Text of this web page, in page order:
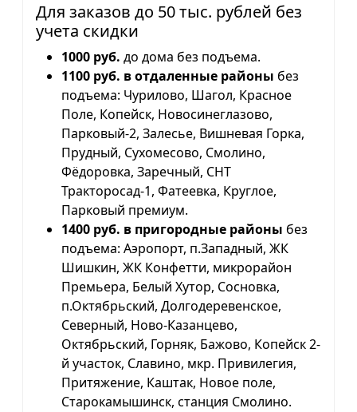
Для заказов до 50 тыс. рублей без
учета скидки
1000 руб. до дома без подъема.
1100 руб. в отдаленные районы без
подъема: Чурилово, Шагол, Красное
Поле, Копейск, Новосинеглазово,
Парковый-2, Залесье, Вишневая Горка,
Прудный, Сухомесово, Смолино,
Фёдоровка, Заречный, СНТ
Тракторосад-1, Фатеевка, Круглое,
Парковый премиум.
1400 руб. в пригородные районы без
подъема: Аэропорт, п.Западный, ЖК
Шишкин, ЖК Конфетти, микрорайон
Премьера, Белый Хутор, Сосновка,
п.Октябрьский, Долгодеревенское,
Северный, Ново-Казанцево,
Октябрьский, Горняк, Бажово, Копейск 2-
й участок, Славино, мкр. Привилегия,
Притяжение, Каштак, Новое поле,
Старокамышинск, станция Смолино.